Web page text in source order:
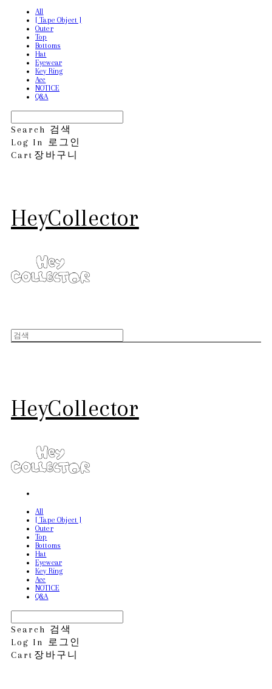
All
[ Tape Object ]
Outer
Top
Bottoms
Hat
Eyewear
Key Ring
Acc
NOTICE
Q&A
Search 검색
Log In
로그인
Cart 장바구니
HeyCollector
HeyCollector
All
[ Tape Object ]
Outer
Top
Bottoms
Hat
Eyewear
Key Ring
Acc
NOTICE
Q&A
Search 검색
Log In
로그인
Cart 장바구니